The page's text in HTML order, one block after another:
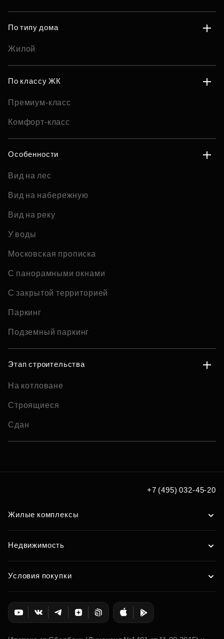
По типу дома
Жилой
По классу ЖК
Премиум-класс
Комфорт-класс
Особенности
Вид на лес
Вид на набережную
Вид на реку
У воды
Московская прописка
С панорамными окнами
С закрытой территорией
Паркинг
Подземный паркинг
Этап строительства
На котловане
Строящиеся
Сдан
+7 (495) 032-45-20
Жилые комплексы
Недвижимость
Условия покупки